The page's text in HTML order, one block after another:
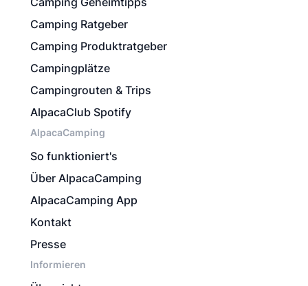
Camping Ratgeber
Camping Produktratgeber
Campingplätze
Campingrouten & Trips
AlpacaClub Spotify
AlpacaCamping
So funktioniert's
Über AlpacaCamping
AlpacaCamping App
Kontakt
Presse
Informieren